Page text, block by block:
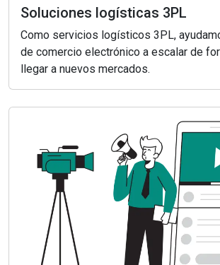
Soluciones logísticas 3PL
Como servicios logísticos 3PL,
de comercio electrónico a escalar de
llegar a nuevos mercados.